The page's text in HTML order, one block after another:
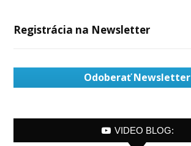
Registrácia na Newsletter
Odoberať Newsletter
VIDEO BLOG: